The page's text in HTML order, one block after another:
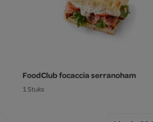
FoodClub focaccia serranoham
1 Stuks